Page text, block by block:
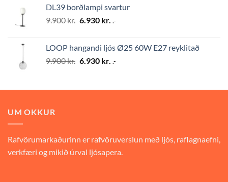
12.900 kr..9.030 kr..
DL39 borðlampi svartur
9.900kr. Original
9.900 kr..
6.930 kr. Current
6.930 kr..
.-
LOOP hangandi ljós Ø25 60W E27 reyklitað
9.900kr. Original
9.900 kr..
6.930 kr. Current
6.930 kr..
.-
UM OKKUR
Rafvörumarkaðurinn er rafvöruverslun með ljós, raflagnaefni,
verkfæri og mikið úrval ljósapera.